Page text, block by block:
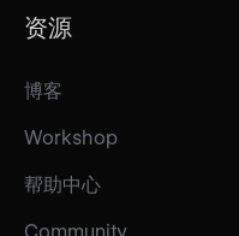
资源
博客
Workshop
帮助中心
Community